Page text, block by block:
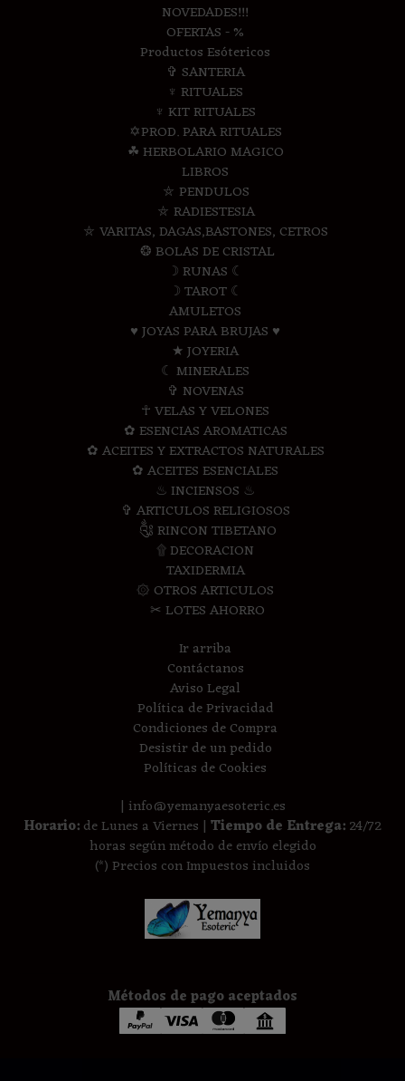
NOVEDADES!!!
OFERTAS - %
Productos Esótericos
✞ SANTERIA
♆ RITUALES
♆ KIT RITUALES
✡PROD. PARA RITUALES
☘ HERBOLARIO MAGICO
LIBROS
⛤ PENDULOS
⛤ RADIESTESIA
⛤ VARITAS, DAGAS,BASTONES, CETROS
❂ BOLAS DE CRISTAL
☽ RUNAS ☾
☽ TAROT ☾
AMULETOS
♥ JOYAS PARA BRUJAS ♥
★ JOYERIA
☾ MINERALES
✞ NOVENAS
☥ VELAS Y VELONES
✿ ESENCIAS AROMATICAS
✿ ACEITES Y EXTRACTOS NATURALES
✿ ACEITES ESENCIALES
♨ INCIENSOS ♨
✞ ARTICULOS RELIGIOSOS
༃ RINCON TIBETANO
۩ DECORACION
TAXIDERMIA
۞ OTROS ARTICULOS
✂ LOTES AHORRO
Ir arriba
Contáctanos
Aviso Legal
Política de Privacidad
Condiciones de Compra
Desistir de un pedido
Políticas de Cookies
| info@yemanyaesoteric.es
Horario:de Lunes a Viernes | Tiempo de Entrega:24/72
horas según método de envío elegido
(*) Precios con Impuestos incluidos
Métodos de pago aceptados